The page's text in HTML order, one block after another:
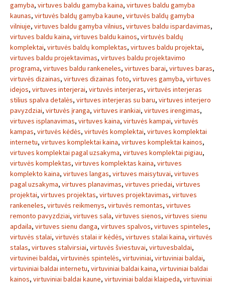
gamyba, virtuves baldu gamyba kaina, virtuves baldu gamyba
kaunas, virtuvės baldų gamyba kaune, virtuvės baldų gamyba
vilniuje, virtuves baldu gamyba vilnius, virtuves baldu ispardavimas,
virtuves baldu kaina, virtuves baldu kainos, virtuvės baldų
komplektai, virtuvės baldų komplektas, virtuves baldu projektai,
virtuves baldu projektavimas, virtuves baldu projektavimo
programa, virtuves baldu rankeneles, virtuves barai, virtuves baras,
virtuvės dizainas, virtuves dizainas foto, virtuves gamyba, virtuves
idejos, virtuves interjerai, virtuvės interjeras, virtuvės interjeras
stilius spalva detalės, virtuves interjeras su baru, virtuves interjero
pavyzdziai, virtuvės įranga, virtuves irankiai, virtuves irengimas,
virtuves isplanavimas, virtuves kaina, virtuvės kampai, virtuvės
kampas, virtuvės kėdės, virtuvės komplektai, virtuves komplektai
internetu, virtuves komplektai kaina, virtuves komplektai kainos,
virtuves komplektai pagal uzsakyma, virtuves komplektai pigiau,
virtuvės komplektas, virtuves komplektas kaina, virtuves
komplekto kaina, virtuves langas, virtuves maisytuvai, virtuves
pagal uzsakyma, virtuves planavimas, virtuves priedai, virtuves
projektai, virtuves projektas, virtuves projektavimas, virtuves
rankeneles, virtuvės reikmenys, virtuvės remontas, virtuves
remonto pavyzdziai, virtuves sala, virtuves sienos, virtuves sienu
apdaila, virtuves sienu danga, virtuves spalvos, virtuves spinteles,
virtuvės stalai, virtuvės stalai ir kėdės, virtuves stalai kaina, virtuvės
stalas, virtuves stalvirsiai, virtuvės šviestuvai, virtuvesbaldai,
virtuvinei baldai, virtuvinės spintelės, virtuviniai, virtuviniai baldai,
virtuviniai baldai internetu, virtuviniai baldai kaina, virtuviniai baldai
kainos, virtuviniai baldai kaune, virtuviniai baldai klaipeda, virtuviniai